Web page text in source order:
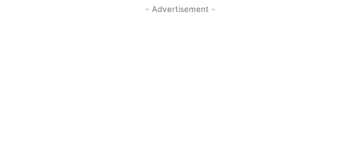
- Advertisement -